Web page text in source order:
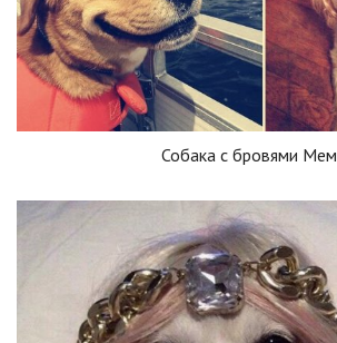
Собака с бровями Мем